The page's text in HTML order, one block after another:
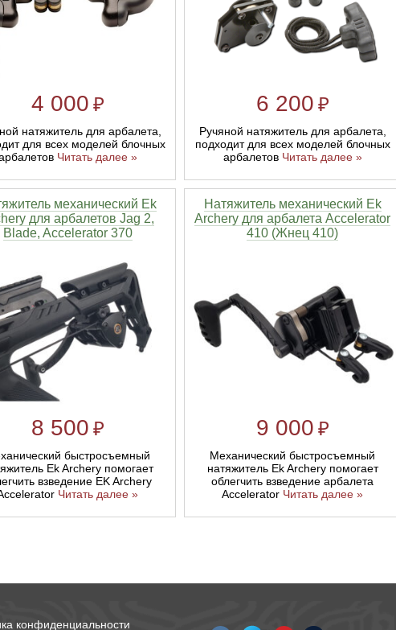
4 000 ₽
натяжитель для арбалета,
для всех моделей блочных
Читать далее »
6 200 ₽
Ручяной натяжитель для арбалета,
подходит для всех моделей блочных
арбалетов Читать далее »
механический Ek
для арбалетов Jag 2,
Blade, Accelerator 370
8 500 ₽
быстросъемный
Ek Archery помогает
взведение EK Archery
Читать далее »
Натяжитель механический Ek
Archery для арбалета Accelerator
410 (Жнец 410)
9 000 ₽
Механический быстросъемный
натяжитель Ek Archery помогает
облегчить взведение арбалета
Accelerator Читать далее »
конфиденциальности